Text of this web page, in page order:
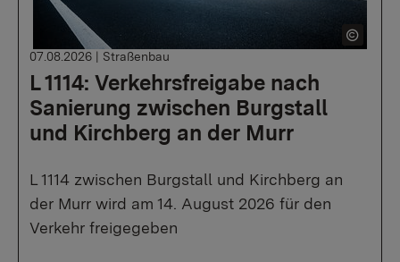
L 1114: Verkehrsfreigabe nach
Sanierung zwischen Burgstall
und Kirchberg an der Murr
07.08.2026 | Straßenbau
L 1114 zwischen Burgstall und Kirchberg an
der Murr wird am 14. August 2026 für den
Verkehr freigegeben